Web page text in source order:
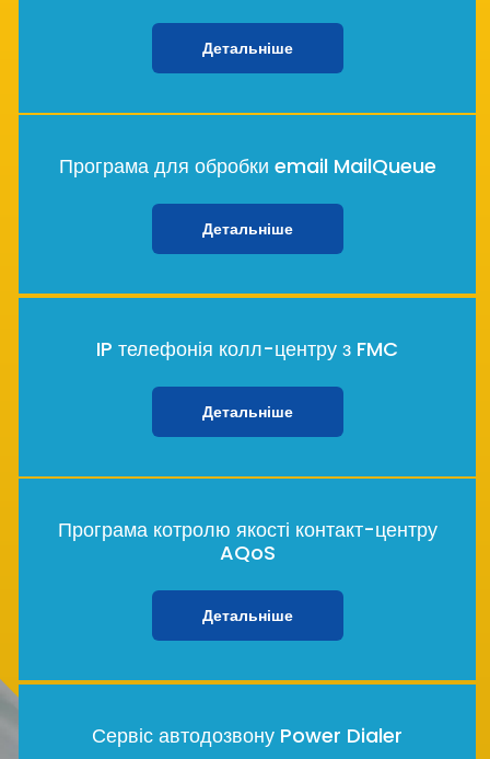
Детальніше
Програма для обробки email MailQueue
Детальніше
IP телефонія колл-центру з FMC
Детальніше
Програма котролю якості контакт-центру
AQoS
Детальніше
Сервіс автодозвону Power Dialer